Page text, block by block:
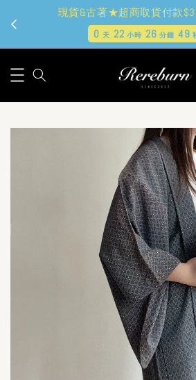
現貨&古著★超商取貨付款
0 天 22 小時 26 分鐘 48